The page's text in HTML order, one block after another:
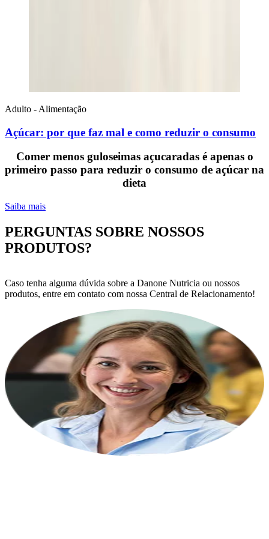
Adulto - Alimentação
Açúcar: por que faz mal e como reduzir o consumo
Comer menos guloseimas açucaradas é apenas o
primeiro passo para reduzir o consumo de açúcar na
dieta
Saiba mais
PERGUNTAS SOBRE NOSSOS
PRODUTOS?
Caso tenha alguma dúvida sobre a Danone Nutricia ou nossos
produtos, entre em contato com nossa Central de Relacionamento!